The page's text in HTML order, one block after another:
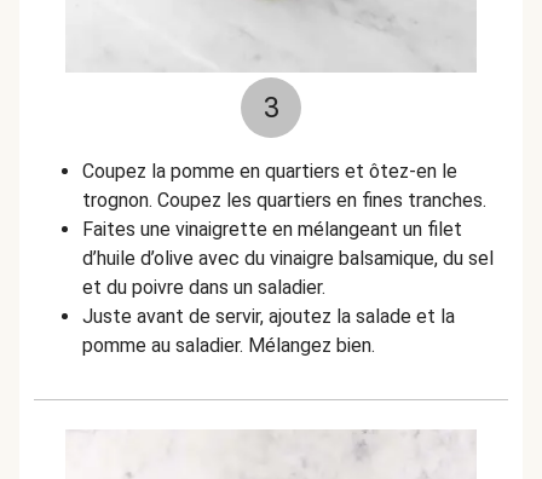
3
Coupez la pomme en quartiers et ôtez-en le
trognon. Coupez les quartiers en fines tranches.
Faites une vinaigrette en mélangeant un filet
d’huile d’olive avec du vinaigre balsamique, du sel
et du poivre dans un saladier.
Juste avant de servir, ajoutez la salade et la
pomme au saladier. Mélangez bien.